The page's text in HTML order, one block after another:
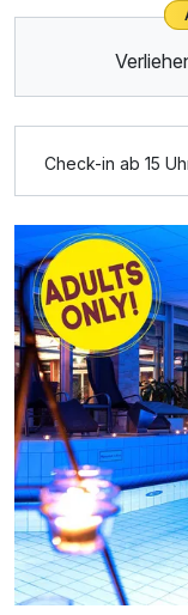
Zusatznächte
Doppelzimmer
2 Erwachsene
Check-in ab 15